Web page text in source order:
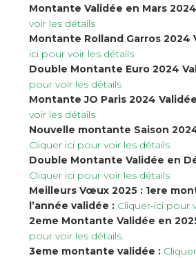
Montante Validée en Mars
voir les détails
Montante Rolland Garros 2024
ici pour voir les détails
Double Montante Euro 2024
pour voir les détails
Montante JO Paris 2024
voir les détails
Nouvelle montante Saison
Cliquer ici pour voir les détails
Double Montante Validée en
Cliquer ici pour voir les détails
Meilleurs Vœux 2025 : 1ere
l’année validée : Cliquer-ici pour
2eme Montante Validée en
pour voir les détails.
3eme montante validée :